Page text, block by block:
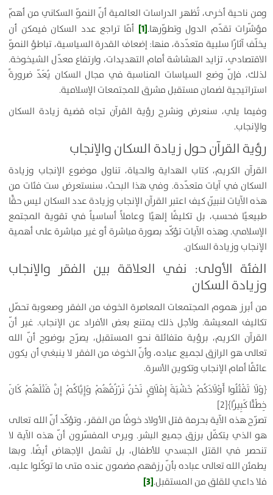
ومن ناحية أخرى، تُظهر الدراسات العالمية أنّ النموّ السكاني من أهمّ
مؤشّرات تقدّم الدول وتطوّرها.[1]
أمّا تراجع عدد السكان فيمكن أن
يخلّف آثارًا سلبية متعدّدة، منها: إضعاف القدرة السياسية، تباطؤ النموّ
الاقتصادي، تزايد الهشاشة أمام التهديدات، وارتفاع معدّل الشيخوخة.
لذلك، فإنّ وضع السياسات المناسبة في مجال السكان يُعَدّ ضرورةً
استراتيجية لضمان مستقبل مشرق للمجتمعات الإسلامية.
وفيما يلي، سنعرض ونشرح رؤية القرآن تجاه قضية زيادة السكان
والإنجاب.
رؤية القرآن حول زيادة السكان والإنجاب
القرآن الكريم، كتاب الهداية والحياة، تناول موضوع الإنجاب وزيادة
السكان في آيات متعدّدة. وفي هذا البحث، سنستعرض ست فئات من
هذه الآيات لنبيّن كيف اعتبر القرآن الإنجاب وزيادة عدد السكان ليس حقًّا
طبيعيًا فحسب، بل تكليفًا إلهيًا وعاملاً أساسياً في تقوية المجتمع
الإسلامي. وهذه الآيات تؤكّد بصورة مباشرة أو غير مباشرة على أهمية
الإنجاب وزيادة السكان.
الفئة الأولى: نفي العلاقة بين الفقر والإنجاب
وزيادة السكان
من أبرز هموم المجتمعات المعاصرة الخوف من الفقر وصعوبة تحمّل
تكاليف المعيشة. ولأجل ذلك يمتنع بعض الأفراد عن الإنجاب. غير أنّ
القرآن الكريم، برؤية متفائلة نحو المستقبل، يصرّح بوضوح أنّ الله
تعالى هو الرازق لجميع عباده، وأنّ الخوف من الفقر لا ينبغي أن يكون
عائقًا أمام الإنجاب وتكوين الأسرة.
﴿وَلَا تَقْتُلُوا أَوْلَادَكُمْ خَشْيَةَ إِمْلَاقٍ نَحْنُ نَرْزُقُهُمْ وَإِيَّاكُمْ إِنَّ قَتْلَهُمْ كَانَ
خِطْئًا كَبِيرًا﴾[2]
تصرّح هذه الآية بحرمة قتل الأولاد خوفًا من الفقر، وتؤكّد أنّ الله تعالى
هو الذي يتكفّل برزق جميع البشر. ويرى المفسّرون أنّ هذه الآية لا
تنحصر في القتل الجسدي للأطفال، بل تشمل الإجهاض أيضًا. وبها
يطمئن الله تعالى عباده بأنّ رزقهم مضمون عنده متى ما توكّلوا عليه،
فلا داعي للقلق من المستقبل.[3]